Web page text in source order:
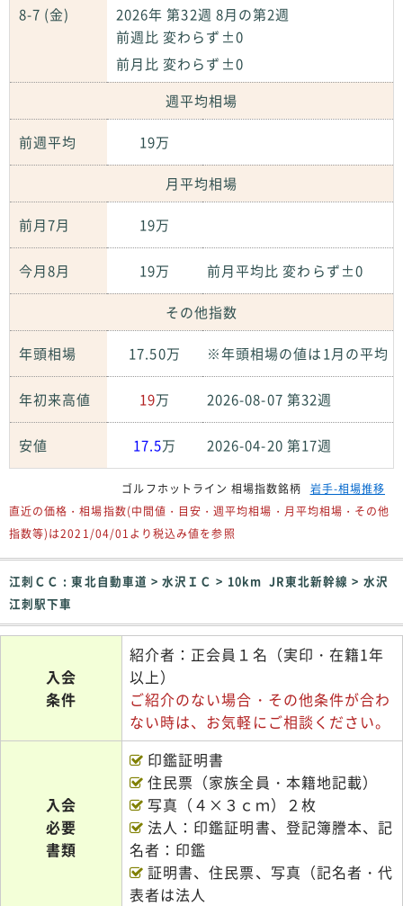
8-7 (金)
2026年 第32週 8月の第2週
前週比 変わらず±0
前月比 変わらず±0
週平均相場
前週平均 19万
月平均相場
前月7月 19万
今月8月 19万 前月平均比 変わらず±0
その他指数
年頭相場 17.50万 ※年頭相場の値は1月の平均
年初来高値 19万 2026-08-07 第32週
安値 17.5万 2026-04-20 第17週
ゴルフホットライン 相場指数銘柄
岩手-相場推移
直近の価格・相場指数(中間値・目安・週平均相場・月平均相場・その他
指数等)は2021/04/01より税込み値を参照
江刺ＣＣ : 東北自動車道 > 水沢ＩＣ > 10km JR東北新幹線 > 水沢
江刺駅下車
入会
条件
紹介者：正会員１名（実印・在籍1年
以上）
ご紹介のない場合・その他条件が合わ
ない時は、お気軽にご相談ください。
入会
必要
書類
印鑑証明書
住民票（家族全員・本籍地記載）
写真（４×３ｃｍ）２枚
法人：印鑑証明書、登記簿謄本、記
名者：印鑑
証明書、住民票、写真（記名者・代
表者は法人